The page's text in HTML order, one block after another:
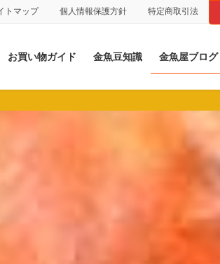
トマップ 個人情報保護方針 特定商取引法
お買い物ガイド 金魚豆知識 金魚屋ブログ